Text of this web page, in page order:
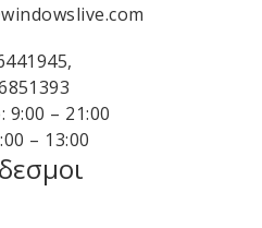
,
– 21:00
– 13:00